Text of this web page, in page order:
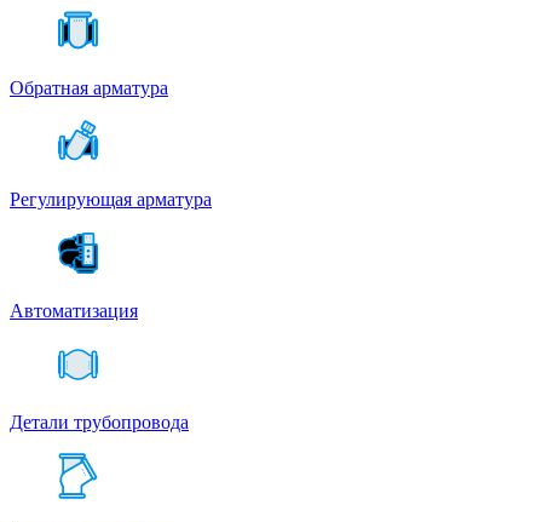
Обратная арматура
Регулирующая арматура
Автоматизация
Детали трубопровода